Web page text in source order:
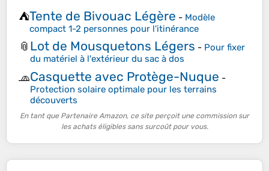
⛺Tente de Bivouac Légère - Modèle
compact 1-2 personnes pour l'itinérance
📎 Lot de Mousquetons Légers - Pour fixer
du matériel à l'extérieur du sac à dos
🧢Casquette avec Protège-Nuque -
Protection solaire optimale pour les terrains
découverts
En tant que Partenaire Amazon, ce site perçoit une commission sur
les achats éligibles sans surcoût pour vous.